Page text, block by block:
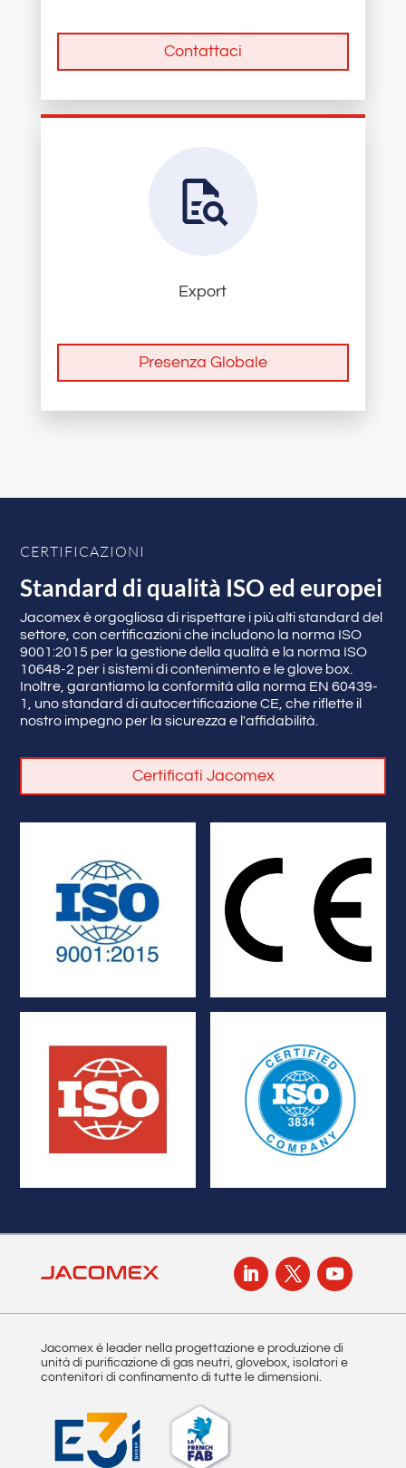
Contattaci
Export
Presenza Globale
CERTIFICAZIONI
Standard di qualità ISO ed europei
Jacomex è orgogliosa di rispettare i più alti standard del
settore, con certificazioni che includono la norma ISO
9001:2015 per la gestione della qualità e la norma ISO
10648-2 per i sistemi di contenimento e le glove box.
Inoltre, garantiamo la conformità alla norma EN 60439-
1, uno standard di autocertificazione CE, che riflette il
nostro impegno per la sicurezza e l'affidabilità.
Certificati Jacomex
Sistemi di gestione della
Conformità ai requisiti
normativi dell'Unione
Europea
recipienti di contenimento
Sistema di gestione della
qualità della saldatura per
TIG e YAG
Jacomex è leader nella progettazione e produzione di
unità di purificazione di gas neutri, glovebox, isolatori e
contenitori di confinamento di tutte le dimensioni.